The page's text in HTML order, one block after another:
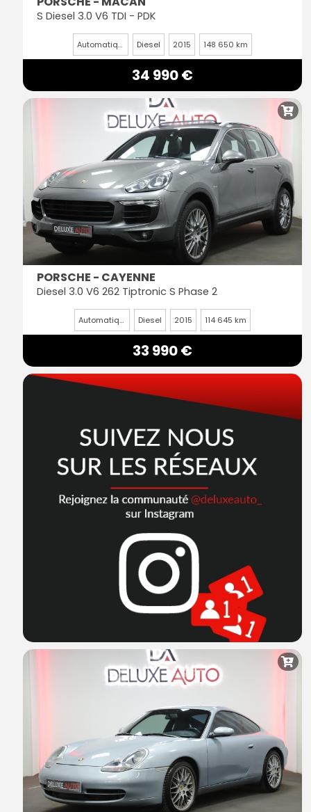
S Diesel 3.0 V6 TDI - PDK
Automatique Diesel 2015 148 650 km
34 990 €
PORSCHE - CAYENNE
Diesel 3.0 V6 262 Tiptronic S Phase 2
Automatique Diesel 2015 114 645 km
33 990 €